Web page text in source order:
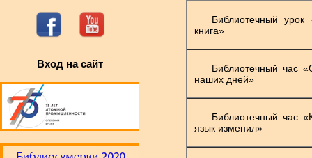
Вход на сайт
Библиотечный
книга»
Библиотечный час
наших дней»
Библиотечный час
язык изменил»